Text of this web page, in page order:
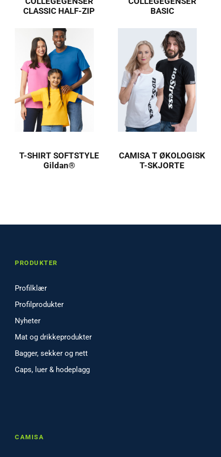
CLASSIC HALF-ZIP
BASIC
T-SHIRT SOFTSTYLE
Gildan®
CAMISA T ØKOLOGISK
T-SKJORTE
PRODUKTER
Profilklær
Profilprodukter
Nyheter
Mat og drikkeprodukter
Bagger, sekker og nett
Caps, luer & hodeplagg
CAMISA